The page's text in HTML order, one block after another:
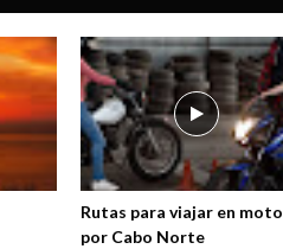
Rutas para viajar en moto
por Cabo Norte